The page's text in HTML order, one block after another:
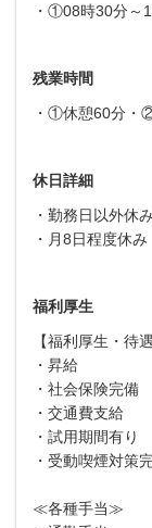
・①08時30分～
残業時間
・①休憩60分・
休日詳細
・勤務日以外休み
・月8日程度休み
福利厚生
【福利厚生・待
・昇給
・社会保険完備
・交通費支給
・試用期間有り
・受動喫煙対策
≪各種手当≫